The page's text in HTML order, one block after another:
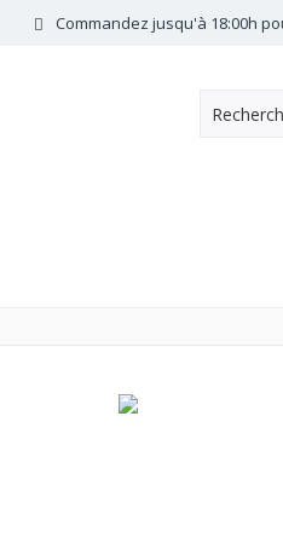
Commandez jusqu'à 18:00h